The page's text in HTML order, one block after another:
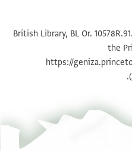
British Library, BL Or.
the
https://